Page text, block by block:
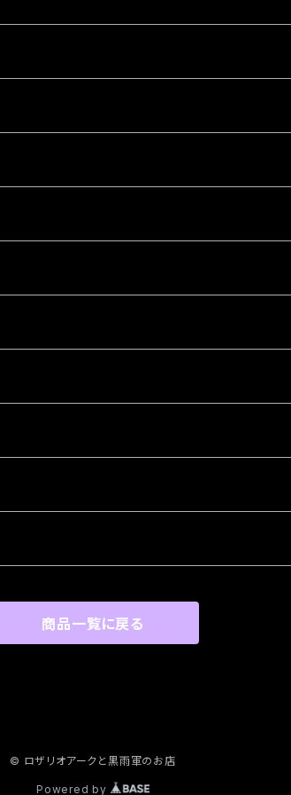
商品一覧に戻る
© ロザリオアークと黒雨軍のお店
Powered by